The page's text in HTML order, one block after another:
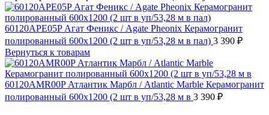
60120APE05P Агат Феникс / Agate Pheonix Керамогранит
полированный 600x1200 (2 шт в уп/53,28 м в пал) 3 390 ₽
Вернуться к товарам
60120AMR00P Атлантик Марбл / Atlantic Marble Керамогранит
полированный 600x1200 (2 шт в уп/53,28 м в 3 390 ₽